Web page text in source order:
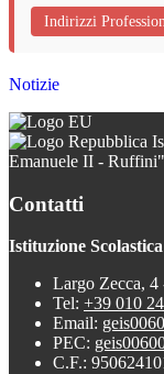
Indirizzi
Notizie
Emanuele II - Ruffini"
Contatti
Istituzione
Largo Zecca, 4
Tel: +39 010
Email:
PEC:
C.F.: